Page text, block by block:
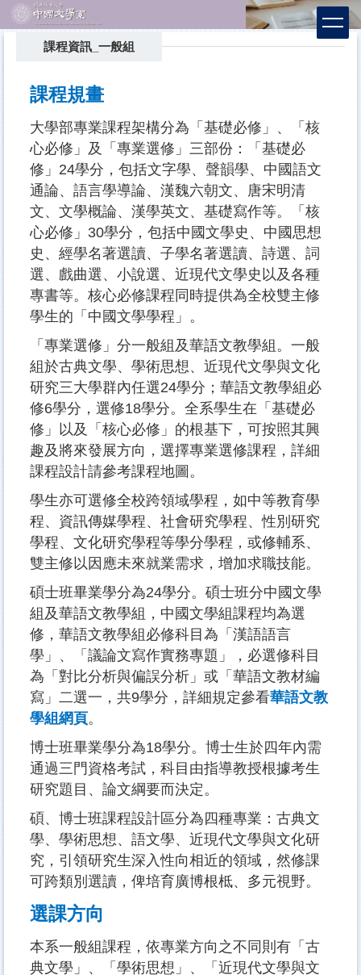
跳
到
課程資訊_一般組
課程規畫
大學部專業課程架構分為「基礎必修」、「核
心必修」及「專業選修」三部份：「基礎必
修」24學分，包括文字學、聲韻學、中國語文
通論、語言學導論、漢魏六朝文、唐宋明清
文、文學概論、漢學英文、基礎寫作等。「核
心必修」30學分，包括中國文學史、中國思想
史、經學名著選讀、子學名著選讀、詩選、詞
選、戲曲選、小說選、近現代文學史以及各種
專書等。核心必修課程同時提供為全校雙主修
學生的「中國文學學程」。
「專業選修」分一般組及華語文教學組。一般
組於古典文學、學術思想、近現代文學與文化
研究三大學群內任選24學分；華語文教學組必
修6學分，選修18學分。全系學生在「基礎必
修」以及「核心必修」的根基下，可按照其興
趣及將來發展方向，選擇專業選修課程，詳細
課程設計請參考課程地圖。
學生亦可選修全校跨領域學程，如中等教育學
程、資訊傳媒學程、社會研究學程、性別研究
學程、文化研究學程等學分學程，或修輔系、
雙主修以因應未來就業需求，增加求職技能。
碩士班畢業學分為24學分。碩士班分中國文學
組及華語文教學組，中國文學組課程均為選
修，華語文教學組必修科目為「漢語語言
學」、「議論文寫作實務專題」，必選修科目
為「對比分析與偏誤分析」或「華語文教材編
寫」二選一，共9學分，詳細規定參看華語文教
學組網頁。
博士班畢業學分為18學分。博士生於四年內需
通過三門資格考試，科目由指導教授根據考生
研究題目、論文綱要而決定。
碩、博士班課程設計區分為四種專業：古典文
學、學術思想、語文學、近現代文學與文化研
究，引領研究生深入性向相近的領域，然修課
可跨類別選讀，俾培育廣博根柢、多元視野。
選課方向
本系一般組課程，依專業方向之不同則有「古
典文學」、「學術思想」、「近現代文學與文